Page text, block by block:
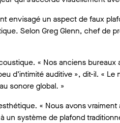
envisagé un aspect de faux
Selon Greg Glenn, chef de
« Nos anciens
d’intimité auditive », dit-il. «
sonore global. »
« Nous avons
un système de plafond